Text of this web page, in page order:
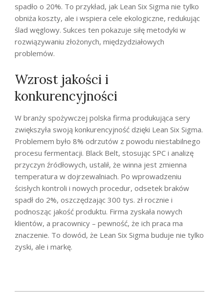
spadło o 20%. To przykład, jak Lean Six Sigma nie tylko
obniża koszty, ale i wspiera cele ekologiczne, redukując
ślad węglowy. Sukces ten pokazuje siłę metodyki w
rozwiązywaniu złożonych, międzydziałowych
problemów.
Wzrost jakości i
konkurencyjności
W branży spożywczej polska firma produkująca sery
zwiększyła swoją konkurencyjność dzięki Lean Six Sigma.
Problemem było 8% odrzutów z powodu niestabilnego
procesu fermentacji. Black Belt, stosując SPC i analizę
przyczyn źródłowych, ustalił, że winna jest zmienna
temperatura w dojrzewalniach. Po wprowadzeniu
ścisłych kontroli i nowych procedur, odsetek braków
spadł do 2%, oszczędzając 300 tys. zł rocznie i
podnosząc jakość produktu. Firma zyskała nowych
klientów, a pracownicy – pewność, że ich praca ma
znaczenie. To dowód, że Lean Six Sigma buduje nie tylko
zyski, ale i markę.